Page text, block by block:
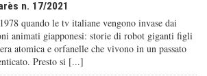
n. 17/2021
quando le tv italiane vengono invase dai
animati giapponesi: storie di robot giganti figli
atomica e orfanelle che vivono in un passato
Presto si [...]